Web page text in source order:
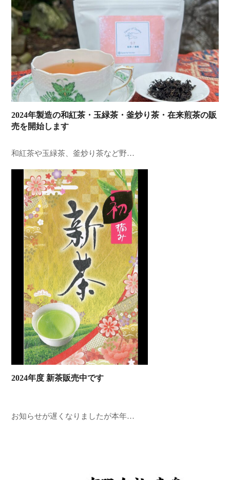
2024年製造の和紅茶・玉緑茶・釜炒り茶・在来煎茶の販
売を開始します
和紅茶や玉緑茶、釜炒り茶など野…
2024年度 新茶販売中です
お知らせが遅くなりましたが本年…